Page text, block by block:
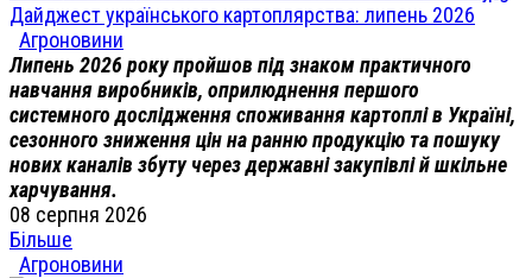
Дайджест українського картоплярства: липень 2026
Агроновини
Липень 2026 року пройшов під знаком практичного
навчання виробників, оприлюднення першого
системного дослідження споживання картоплі в Україні,
сезонного зниження цін на ранню продукцію та пошуку
нових каналів збуту через державні закупівлі й шкільне
харчування.
08 серпня 2026
Більше
Агроновини